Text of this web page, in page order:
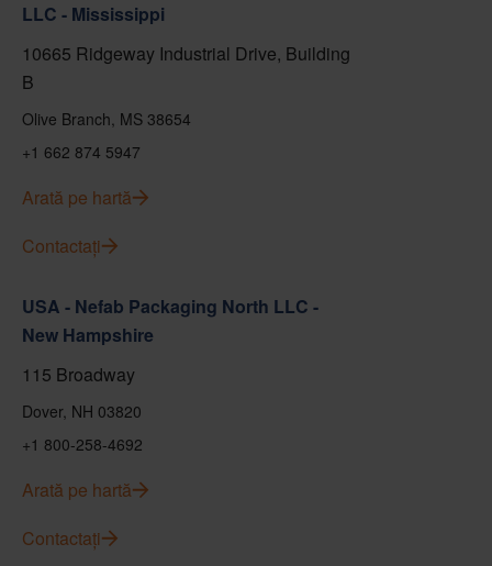
LLC - Mississippi
10665 Ridgeway Industrial Drive, Building
B
Olive Branch, MS 38654
+1 662 874 5947
Arată pe hartă
Contactați
USA - Nefab Packaging North LLC -
New Hampshire
115 Broadway
Dover, NH 03820
+1 800-258-4692
Arată pe hartă
Contactați